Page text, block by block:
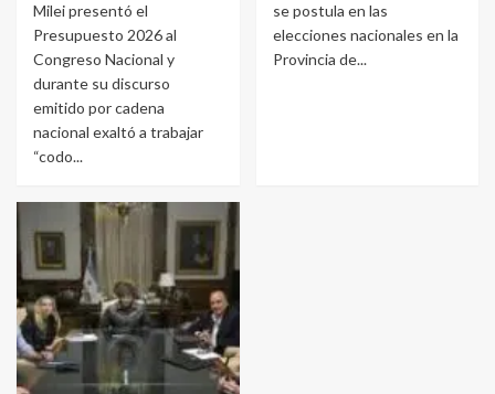
Milei presentó el
Presupuesto 2026 al
Congreso Nacional y
durante su discurso
emitido por cadena
nacional exaltó a trabajar
“codo...
se postula en las
elecciones nacionales en la
Provincia de...